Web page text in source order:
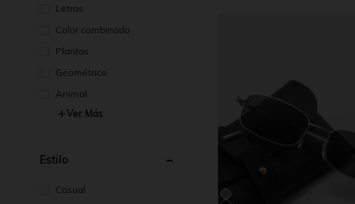
Letras
Color combinado
Plantas
Geométrico
Animal
Ver Más
Estilo
Casual